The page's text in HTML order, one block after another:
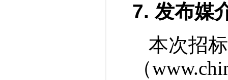
7. 发布媒
本次招
（